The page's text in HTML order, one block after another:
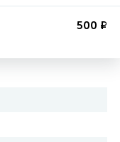
500 ₽